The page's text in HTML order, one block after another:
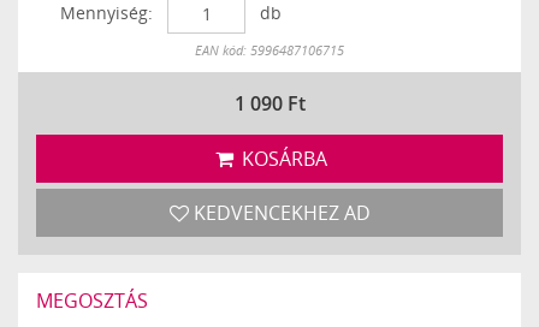
Mennyiség: db
Készleten
EAN kód: 5996487106715
1 090 Ft
KOSÁRBA
KEDVENCEKHEZ AD
MEGOSZTÁS